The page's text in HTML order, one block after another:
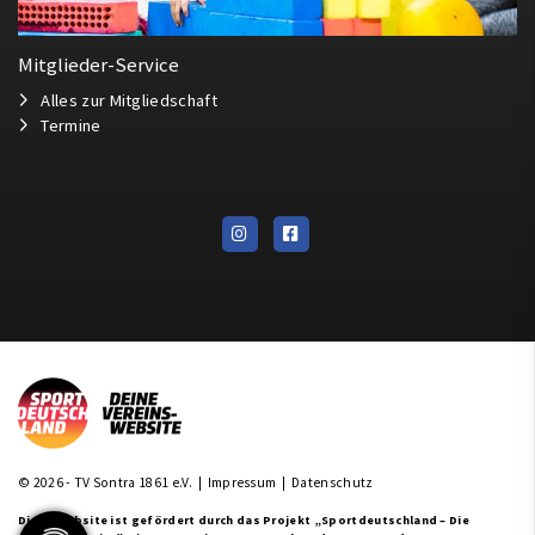
Mitglieder-Service
Alles zur Mitgliedschaft
Termine
© 2026 - TV Sontra 1861 e.V. | Impressum | Datenschutz
Diese Website ist gefördert durch das Projekt „Sportdeutschland – Die